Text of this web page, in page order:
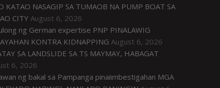
KATAO NASAGIP SA TUMAOB NA PUMP BOAT SA
CITY August 6, 2026
ng German expertise PNP PINALAWIG
KONTRA KIDNAPPING August 6, 2026
SA LANDSLIDE SA TS MAYMAY, HABAGAT
6, 2026
ng bakal sa Pampanga pinaiimbestigahan MGA